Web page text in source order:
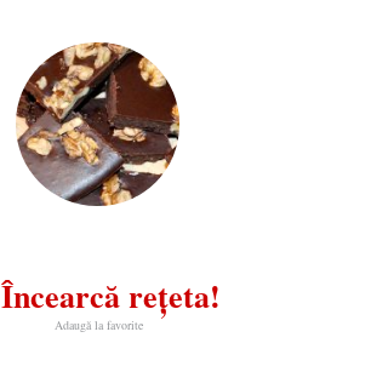
Încearcă rețeta!
Adaugă la favorite